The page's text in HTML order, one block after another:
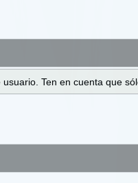
Ten en cuenta que